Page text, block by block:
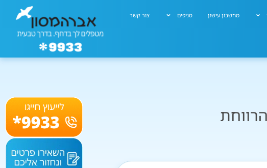
מחשבון עישון סניפים צור קשר